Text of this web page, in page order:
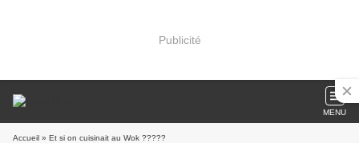
Publicité
MENU
Accueil » Et si on cuisinait au Wok ?????